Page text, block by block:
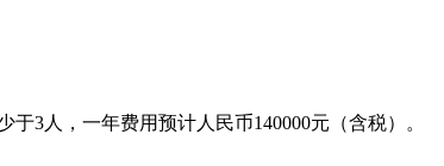
于3人，一年费用预计人民币140000元（含税）。